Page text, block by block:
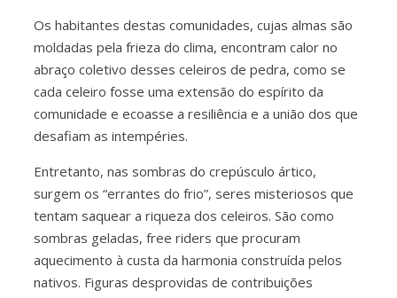
Os habitantes destas comunidades, cujas almas são
moldadas pela frieza do clima, encontram calor no
abraço coletivo desses celeiros de pedra, como se
cada celeiro fosse uma extensão do espírito da
comunidade e ecoasse a resiliência e a união dos que
desafiam as intempéries.
Entretanto, nas sombras do crepúsculo ártico,
surgem os “errantes do frio”, seres misteriosos que
tentam saquear a riqueza dos celeiros. São como
sombras geladas, free riders que procuram
aquecimento à custa da harmonia construída pelos
nativos. Figuras desprovidas de contribuições